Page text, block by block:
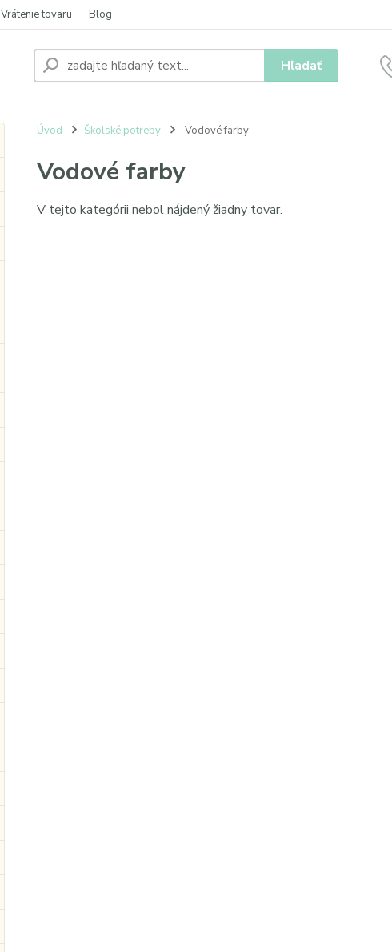
Vrátenie tovaru Blog
Hľadať
Úvod Školské potreby Vodové farby
Vodové farby
V tejto kategórii nebol nájdený žiadny tovar.